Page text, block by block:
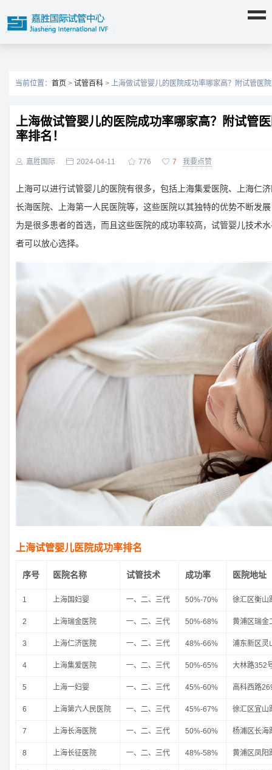
当前位置： 首页 > 试管百科 > 上海做试管婴儿的医院成功率哪家高？附试管医
上海做试管婴儿的医院成功率哪家高？附试管
率排名！
 嘉胜国际  2024-04-11  776  7 我要点赞
上海可以进行试管婴儿的医院有很多，包括上海集爱医院、上海仁
长海医院、上海第一人民医院等，这些医院以其独特的优势不断发
为是很多患者的首选，而且这些医院的成功率较高，试管婴儿技术
者可以放心选择。
上海试管婴儿医院成功率排名
序号 医院名称 试管技术 成功率 医院地址
1 上海国妇婴 一、二、三代 50%-70% 徐汇区衡山
2 上海瑞金医院 一、二、三代 50%-68% 黄浦区瑞金
3 上海仁济医院 一、二、三代 48%-66% 浦东新区灵
4 上海集爱医院 一、二、三代 50%-65% 大林路352
5 上海一妇婴 一、二、三代 45%-60% 高科西路
6 上海第六人民医院 一、二、三代 45%-67% 徐汇区宜山
7 上海长海医院 一、二、三代 50%-60% 杨浦区长海
8 上海长征医院 一、二、三代 48%-58% 黄浦区凤阳